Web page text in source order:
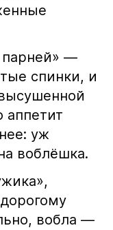
парней» —
спинки, и
аппетит
уж
воблёшка.
вобла —